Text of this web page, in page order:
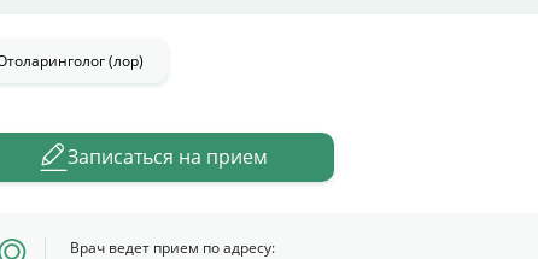
(лор)
Записаться на прием
Врач ведет прием по адресу:
Цены